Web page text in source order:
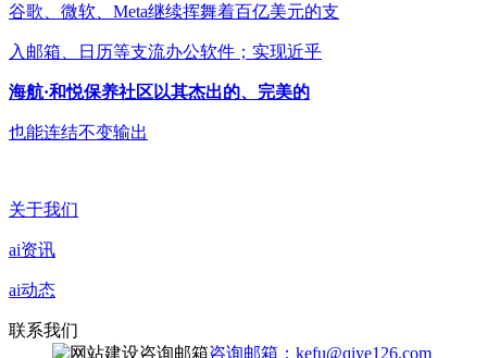
谷歌、微软、Meta继续挥舞着百亿美元的支
入邮箱、日历等支流办公软件；实现近乎
海航·和悦保养社区以其杰出的、完美的
也能连结不变输出
关于我们
ai资讯
ai动态
联系我们
咨询邮箱：kefu@qiye126.com